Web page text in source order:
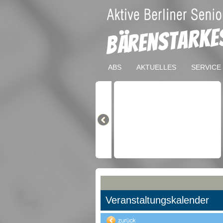
ABS AKTUELLES SERVICE
Veranstaltungskalender